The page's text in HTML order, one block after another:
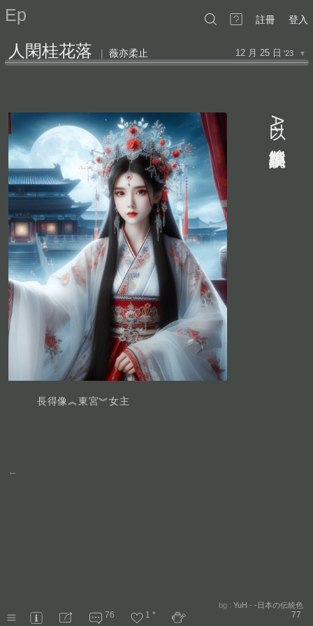
Ep 註冊 登入
人閑桂花落 | 薇亦柔止 12 月 25 日 '23 ▼
AI
繪製小説插圖
長得像︽東宮︾女主
←
bg : YuH - -日本の伝統色
76 1 * 77